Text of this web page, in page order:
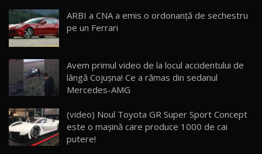
24
ZEEKR 009: Cel mai Performant și Confortabil
Van Electric Testat în Moldova / AutoBlog.MD
26:38
25
mai Exclusiv și Puternic Defender Testat în
Moldova
32:21
26
AutoBlog.MD
10:57
ARBI a CNA a emis o ordonanță de sechestru
pe un Ferrari
Avem primul video de la locul accidentului de
lângă Cojușna! Ce a rămas din sedanul
Mercedes-AMG
(video) Noul Toyota GR Super Sport Concept
este o maşină care produce 1000 de cai
putere!